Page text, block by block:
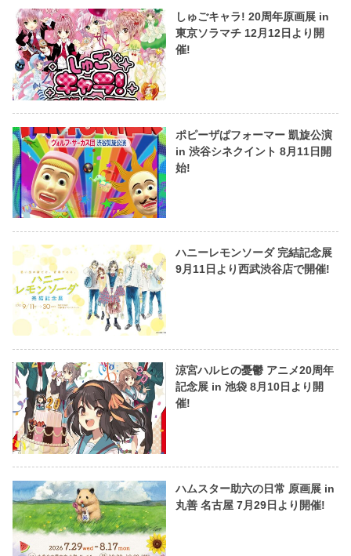
しゅごキャラ! 20周年原画展 in
東京ソラマチ 12月12日より開
催!
ポピーザぱフォーマー 凱旋公演
in 渋谷シネクイント 8月11日開
始!
ハニーレモンソーダ 完結記念展
9月11日より西武渋谷店で開催!
涼宮ハルヒの憂鬱 アニメ20周年
記念展 in 池袋 8月10日より開
催!
ハムスター助六の日常 原画展 in
丸善 名古屋 7月29日より開催!